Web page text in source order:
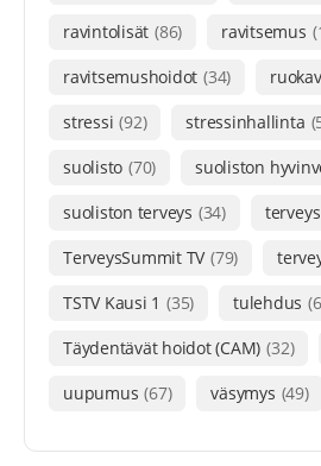
ravintolisät (86) ravitsemus
ravitsemushoidot (34)
stressi (92) stressinhallinta
suolisto (70) suoliston
suoliston terveys (34) terveys
TerveysSummit TV (79)
TSTV Kausi 1 (35) tulehdus
Täydentävät hoidot (CAM) (32)
uupumus (67) väsymys (49)